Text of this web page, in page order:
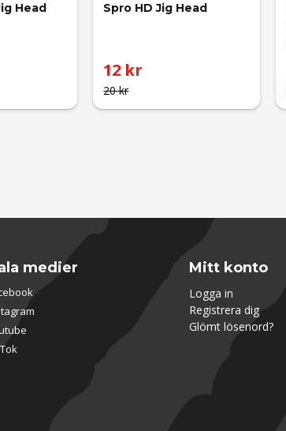
Head Spro HD Jig Head
20 kr
12 kr
medier Mitt konto
Logga in
Registrera dig
Glömt lösenord?